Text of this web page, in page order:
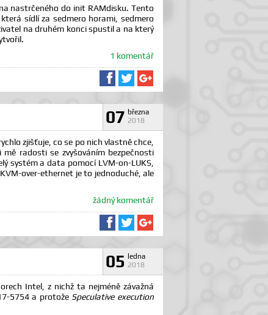
nastrčeného do init RAMdisku. Tento
sídlí za sedmero horami, sedmero
na druhém konci spustil a na který
1 komentář
Sdílet na Facebooku
Sdílet na Twitteru
07 března
2018
zjišťuje, co se po nich vlastně chce,
radosti se zvyšováním bezpečnosti
systém a data pomocí LVM-on-LUKS,
over-ethernet je to jednoduché, ale
žádný komentář
Sdílet na Facebooku
Sdílet na Twitteru
05
ledna
2018
Intel, z nichž ta nejméně závažná
5754 a protože Speculative execution